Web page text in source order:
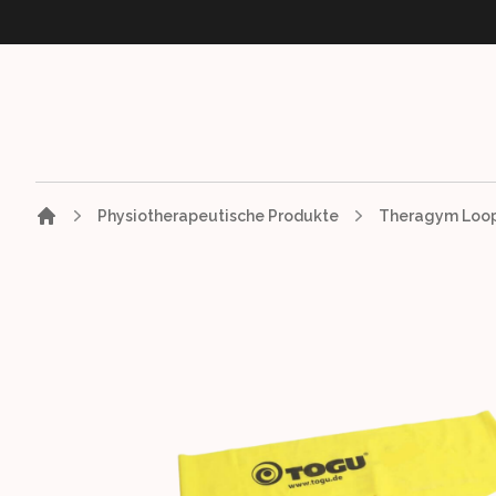
Physiotherapeutische Produkte Theragym